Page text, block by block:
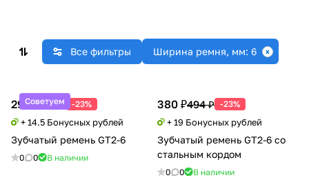
Все фильтры Ширина ремня, мм: 6
Советуем
290 ₽377 ₽ -23%
+ 14.5 Бонусных рублей
Зубчатый ремень GT2-6
0 0 В наличии
380 ₽494 ₽ -23%
+ 19 Бонусных рублей
Зубчатый ремень GT2-6 со
стальным кордом
0 0 В наличии